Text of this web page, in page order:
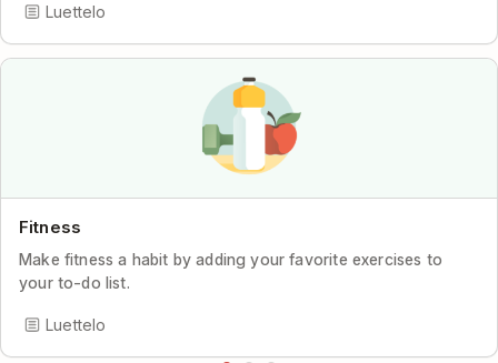
Luettelo
Fitness
Make fitness a habit by adding your favorite exercises to
your to-do list.
Luettelo